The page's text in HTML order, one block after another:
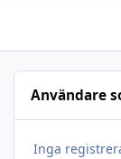
Användare
Inga